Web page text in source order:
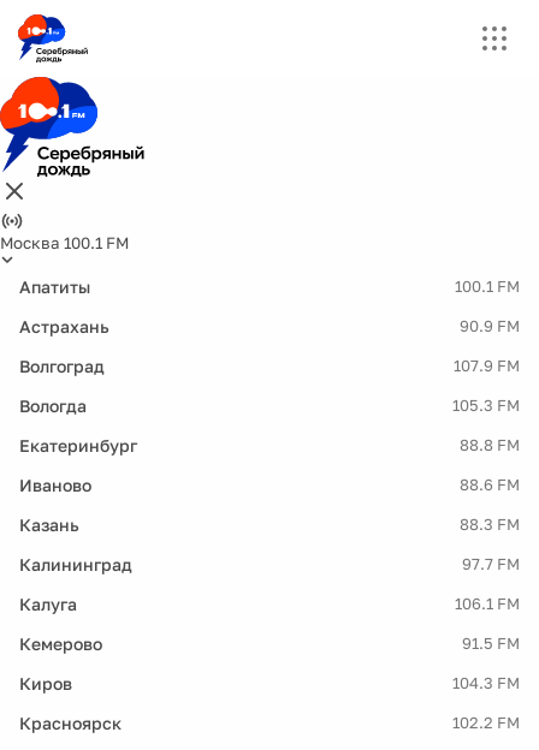
Москва 100.1 FM
Апатиты 100.1 FM
Астрахань 90.9 FM
Волгоград 107.9 FM
Вологда 105.3 FM
Екатеринбург 88.8 FM
Иваново 88.6 FM
Казань 88.3 FM
Калининград 97.7 FM
Калуга 106.1 FM
Кемерово 91.5 FM
Киров 104.3 FM
Красноярск 102.2 FM